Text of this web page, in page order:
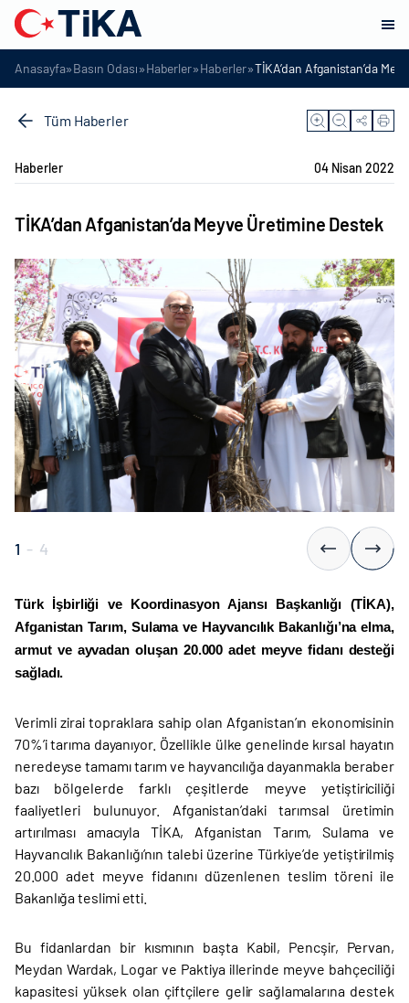
Anasayfa»Basın Odası»Haberler»Haberler»TİKA’dan Afganistan’da
Tüm Haberler
Haberler 04 Nisan 2022
TİKA’dan Afganistan’da Meyve Üretimine Destek
1 - 4
Türk İşbirliği ve Koordinasyon Ajansı Başkanlığı (TİKA),
Afganistan Tarım, Sulama ve Hayvancılık Bakanlığı’na elma,
armut ve ayvadan oluşan 20.000 adet meyve fidanı desteği
sağladı.
Verimli zirai topraklara sahip olan Afganistan’ın ekonomisinin
70%’i tarıma dayanıyor. Özellikle ülke genelinde kırsal hayatın
neredeyse tamamı tarım ve hayvancılığa dayanmakla beraber
bazı bölgelerde farklı çeşitlerde meyve yetiştiriciliği
faaliyetleri bulunuyor. Afganistan’daki tarımsal üretimin
artırılması amacıyla TİKA, Afganistan Tarım, Sulama ve
Hayvancılık Bakanlığı’nın talebi üzerine Türkiye’de yetiştirilmiş
20.000 adet meyve fidanını düzenlenen teslim töreni ile
Bakanlığa teslimi etti.
Bu fidanlardan bir kısmının başta Kabil, Pencşir, Pervan,
Meydan Wardak, Logar ve Paktiya illerinde meyve bahçeciliği
kapasitesi yüksek olan çiftçilere gelir sağlamalarına destek